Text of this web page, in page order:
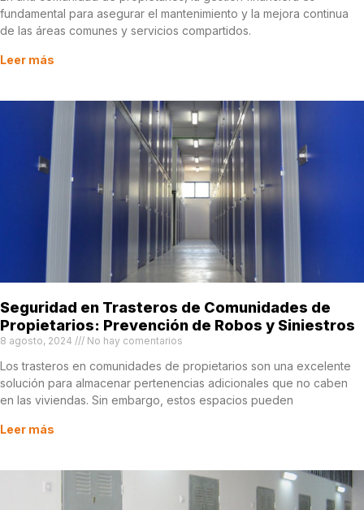
fundamental para asegurar el mantenimiento y la mejora continua
de las áreas comunes y servicios compartidos.
Leer más
Seguridad en Trasteros de Comunidades de
Propietarios: Prevención de Robos y Siniestros
8 agosto, 2024 No hay comentarios
Los trasteros en comunidades de propietarios son una excelente
solución para almacenar pertenencias adicionales que no caben
en las viviendas. Sin embargo, estos espacios pueden
Leer más